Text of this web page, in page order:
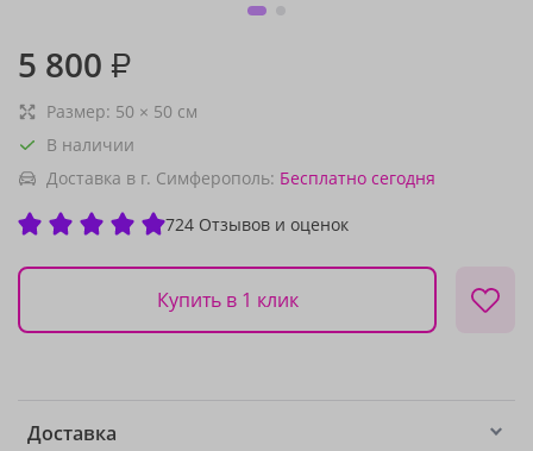
5 800 ₽
Размер: 50 × 50 см
В наличии
Доставка в г. Симферополь: Бесплатно сегодня
724 Отзывов и оценок
Купить в 1 клик
Доставка